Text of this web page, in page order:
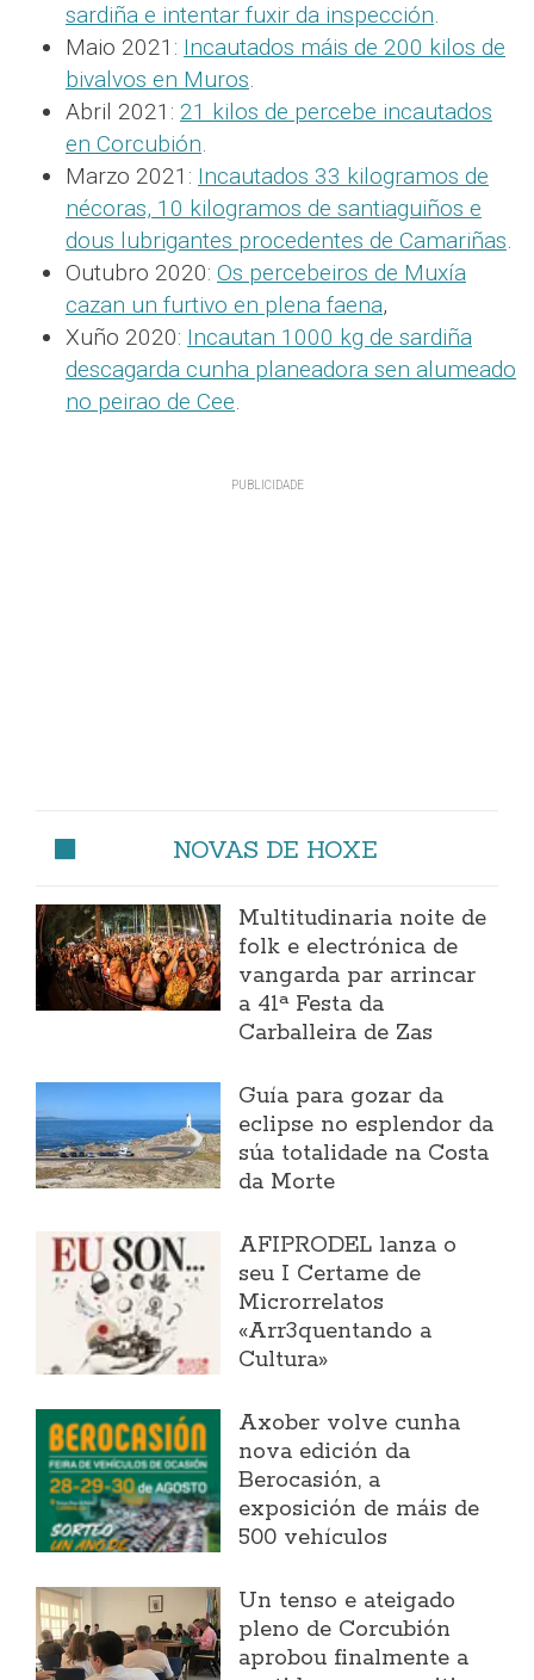
sardiña e intentar fuxir da inspección.
Maio 2021: Incautados máis de 200 kilos de
bivalvos en Muros.
Abril 2021: 21 kilos de percebe incautados
en Corcubión.
Marzo 2021: Incautados 33 kilogramos de
nécoras, 10 kilogramos de santiaguiños e
dous lubrigantes procedentes de Camariñas.
Outubro 2020: Os percebeiros de Muxía
cazan un furtivo en plena faena,
Xuño 2020: Incautan 1000 kg de sardiña
descagarda cunha planeadora sen alumeado
no peirao de Cee.
NOVAS DE HOXE
Multitudinaria noite de
folk e electrónica de
vangarda par arrincar
a 41ª Festa da
Carballeira de Zas
Guía para gozar da
eclipse no esplendor da
súa totalidade na Costa
da Morte
AFIPRODEL lanza o
seu I Certame de
Microrrelatos
«Arr3quentando a
Cultura»
Axober volve cunha
nova edición da
Berocasión, a
exposición de máis de
500 vehículos
Un tenso e ateigado
pleno de Corcubión
aprobou finalmente a